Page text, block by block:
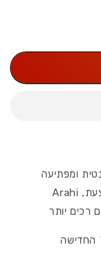
ומפתיעה
Arahi
רכים יותר
החדישה